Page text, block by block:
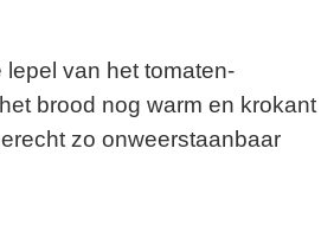
van het tomaten-
brood nog warm en krokant
zo onweerstaanbaar